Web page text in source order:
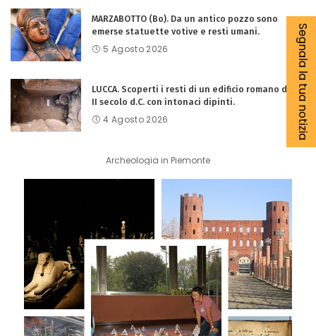
MARZABOTTO (Bo). Da un antico pozzo sono
emerse statuette votive e resti umani.
5 Agosto 2026
LUCCA. Scoperti i resti di un edificio romano del I-
II secolo d.C. con intonaci dipinti.
4 Agosto 2026
Archeologia in Piemonte
Segnala la tua notizia